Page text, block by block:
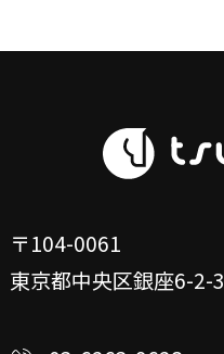
〒104-0061
東京都中央区銀座6-2-3